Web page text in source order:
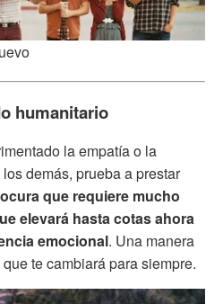
humanitario
la empatía o la
demás, prueba a prestar
que requiere mucho
elevará hasta cotas ahora
emocional. Una manera
te cambiará para siempre.